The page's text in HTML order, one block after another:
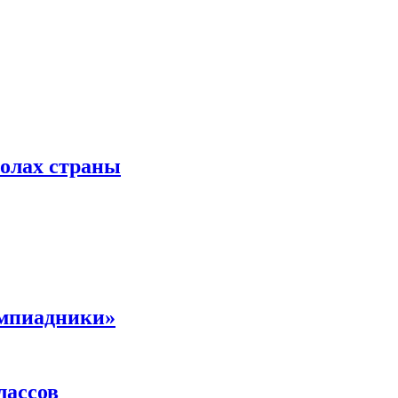
страны